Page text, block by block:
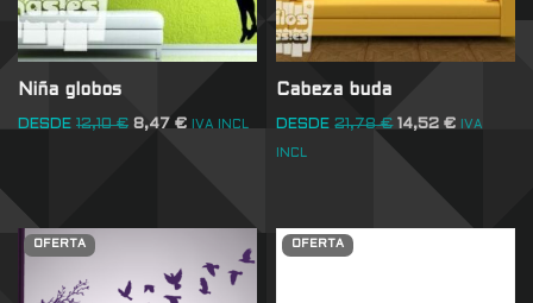
Niña globos
DESDE 12,10€ 8,47 € IVA INCL
Cabeza buda
DESDE 21,78€ 14,52€ IVA
INCL
OFERTA OFERTA